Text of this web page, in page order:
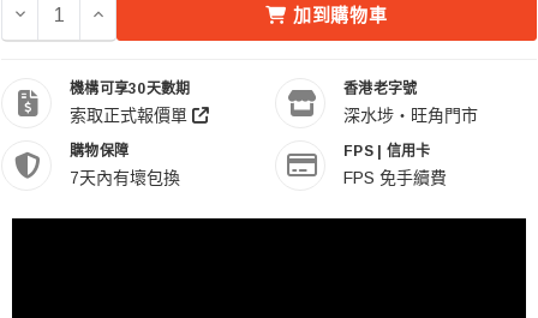
減少 RODE VIDEOMIC PRO+ RYCOTE 超指向性專業防震
增加 RODE VIDEOMIC PRO+ RYCOTE 超指向性
加到購物車
機構可享30天數期
索取正式報價單
香港老字號
深水埗・旺角門市
購物保障
7天內有壞包換
FPS | 信用卡
FPS 免手續費